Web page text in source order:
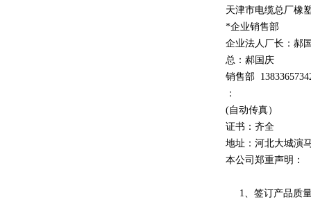
天津市电缆总厂橡
*企业销售部
企业法人厂长：郝
总：郝国庆
销售部 13833
：
(自动传真）
证书：齐全
地址：河北大城演
本公司郑重声明：
1、签订产品质量